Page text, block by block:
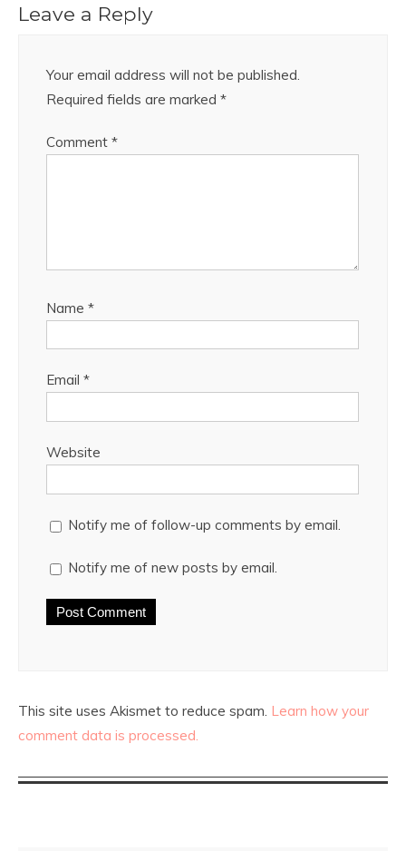
Leave a Reply
Your email address will not be published.
Required fields are marked *
Comment *
Name *
Email *
Website
Notify me of follow-up comments by email.
Notify me of new posts by email.
This site uses Akismet to reduce spam. Learn how your
comment data is processed.